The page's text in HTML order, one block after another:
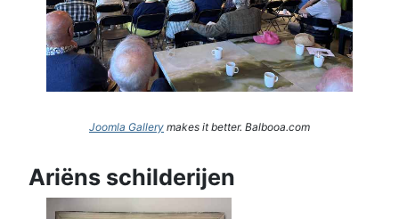
Joomla Gallery makes it better. Balbooa.com
Ariëns schilderijen